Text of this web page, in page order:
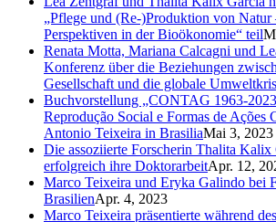
„Pflege und (Re-)Produktion von Natur
Perspektiven in der Bioökonomie“ teil
Renata Motta, Mariana Calcagni und
Konferenz über die Beziehungen
Gesellschaft und die globale
Buchvorstellung „CONTAG 1963-
Reprodução Social e Formas de Ações
Antonio Teixeira in BrasiliaMai 3, 2023
Die assoziierte Forscherin Thalita Kalix
erfolgreich ihre DoktorarbeitApr. 12,
Marco Teixeira und Eryka Galindo bei
BrasilienApr. 4, 2023
Marco Teixeira präsentierte während